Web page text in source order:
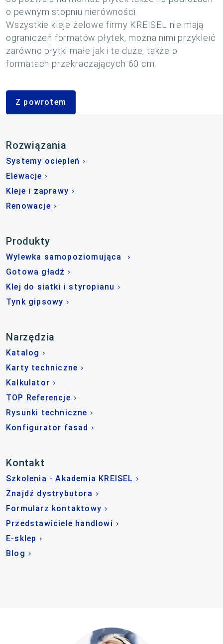
o pewnym stopniu nierówności.
Wszystkie kleje żelowe firmy KREISEL nie mają
ograniczeń formatów płytek, można nimi przykleić
zarówno płytki małe jak i te duże, także o
formatach przekraczających 60 cm.
Z powrotem
Rozwiązania
Systemy ociepleń
Elewacje
Kleje i zaprawy
Renowacje
Produkty
Wylewka samopoziomująca
Gotowa gładź
Klej do siatki i styropianu
Tynk gipsowy
Narzędzia
Katalog
Karty techniczne
Kalkulator
TOP Referencje
Rysunki techniczne
Konfigurator fasad
Kontakt
Szkolenia - Akademia KREISEL
Znajdź dystrybutora
Formularz kontaktowy
Przedstawiciele handlowi
E-sklep
Blog